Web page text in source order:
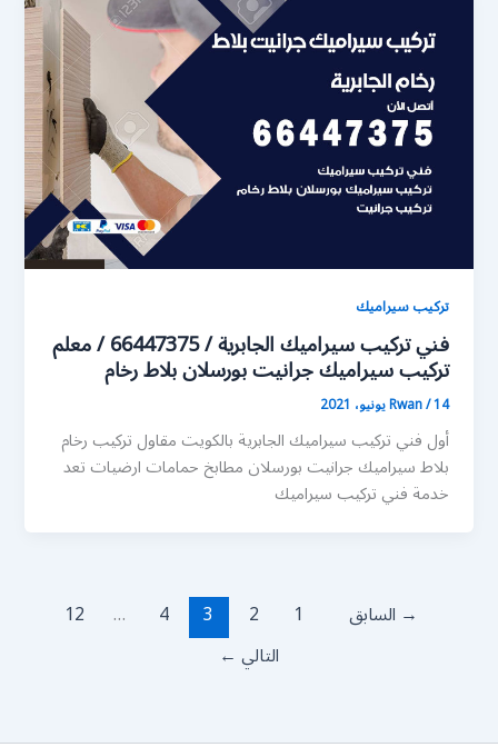
تركيب سيراميك
فني تركيب سيراميك الجابرية / 66447375 / معلم
تركيب سيراميك جرانيت بورسلان بلاط رخام
Rwan/14 يونيو، 2021
أول فني تركيب سيراميك الجابرية بالكويت مقاول تركيب رخام
بلاط سيراميك جرانيت بورسلان مطابخ حمامات ارضيات تعد
خدمة فني تركيب سيراميك
→ السابق 1
2
3
4
…
12
التالي ←